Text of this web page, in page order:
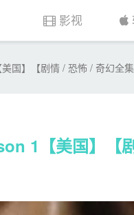
影视
国】【剧情 / 恐怖 / 奇幻全集
1【美国】【